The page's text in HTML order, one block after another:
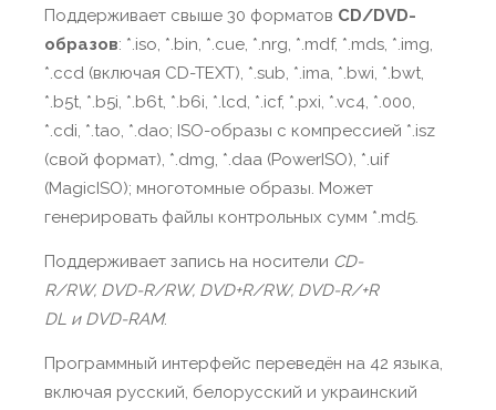
Поддерживает свыше 30 форматов CD/DVD-
образов: *.iso, *.bin, *.cue, *.nrg, *.mdf, *.mds, *.img,
*.ccd (включая CD-TEXT), *.sub, *.ima, *.bwi, *.bwt,
*.b5t, *.b5i, *.b6t, *.b6i, *.lcd, *.icf, *.pxi, *.vc4, *.000,
*.cdi, *.tao, *.dao; ISO-образы с компрессией *.isz
(свой формат), *.dmg, *.daa (PowerISO), *.uif
(MagicISO); многотомные образы. Может
генерировать файлы контрольных сумм *.md5.
Поддерживает запись на носители CD-
R/RW, DVD-R/RW, DVD+R/RW, DVD-R/+R
DL и DVD-RAM.
Программный интерфейс переведён на 42 языка,
включая русский, белорусский и украинский